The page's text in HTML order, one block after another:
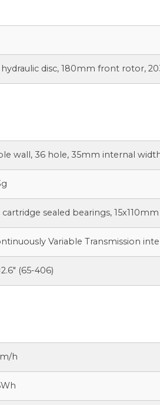
disc, 180mm front rotor,
wall, 36 hole, 35mm internal
sealed bearings, 15x110mm
Variable Transmission
(65-406)
h